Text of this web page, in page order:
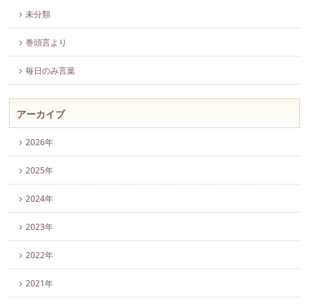
未分類
巻頭言より
毎日のみ言葉
アーカイブ
2026年
2025年
2024年
2023年
2022年
2021年